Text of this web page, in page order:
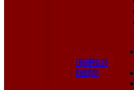
EQUIPES DE
CHOQUE